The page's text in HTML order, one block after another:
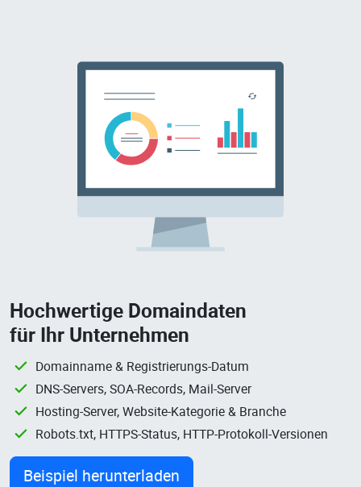
Hochwertige Domaindaten
für Ihr Unternehmen
Domainname & Registrierungs-Datum
DNS-Servers, SOA-Records, Mail-Server
Hosting-Server, Website-Kategorie & Branche
Robots.txt, HTTPS-Status, HTTP-Protokoll-Versionen
Beispiel herunterladen